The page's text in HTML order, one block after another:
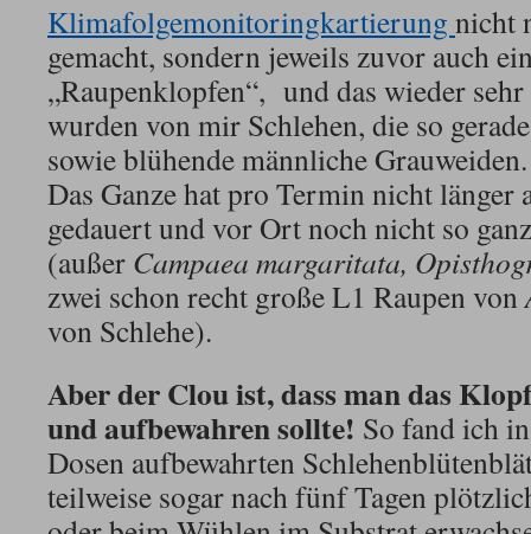
Klimafolgemonitoringkartierung nicht
gemacht, sondern jeweils zuvor auch
„Raupenklopfen“, und das wieder
wurden von mir Schlehen, die so
sowie blühende männliche Grauweiden.
Das Ganze hat pro Termin nicht länger
gedauert und vor Ort noch nicht so
(außer Campaea margaritata,
zwei schon recht große L1 Raupen von
von Schlehe).
Aber der Clou ist, dass man das
und aufbewahren sollte! So fand ich
Dosen aufbewahrten
teilweise sogar nach fünf Tagen